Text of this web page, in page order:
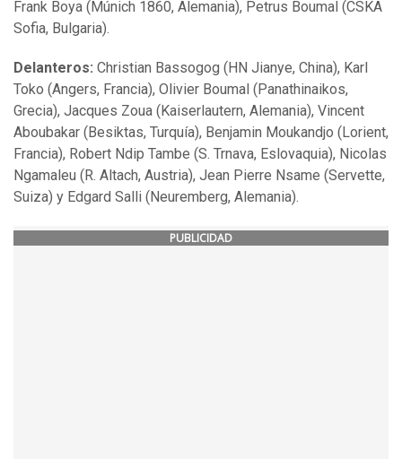
Frank Boya (Múnich 1860, Alemania), Petrus Boumal (CSKA
Sofia, Bulgaria).
Delanteros: Christian Bassogog (HN Jianye, China), Karl
Toko (Angers, Francia), Olivier Boumal (Panathinaikos,
Grecia), Jacques Zoua (Kaiserlautern, Alemania), Vincent
Aboubakar (Besiktas, Turquía), Benjamin Moukandjo (Lorient,
Francia), Robert Ndip Tambe (S. Trnava, Eslovaquia), Nicolas
Ngamaleu (R. Altach, Austria), Jean Pierre Nsame (Servette,
Suiza) y Edgard Salli (Neuremberg, Alemania).
PUBLICIDAD